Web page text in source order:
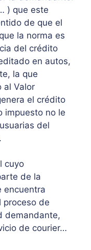
) que este
de que el
la norma es
del crédito
en autos,
la que
al Valor
el crédito
impuesto no le
del
cuyo
de la
encuentra
proceso de
demandante,
de courier…